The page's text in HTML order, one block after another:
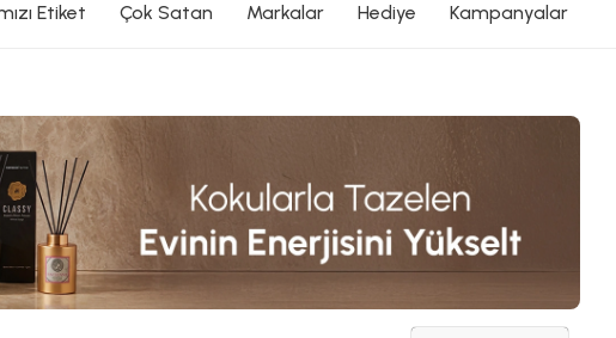
Etiket Çok Satan Markalar Hediye Kampanyalar